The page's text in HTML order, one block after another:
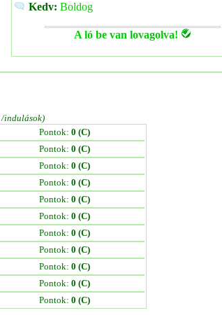
Kedv: Boldog
A ló be van lovagolva!
/indulások)
Pontok: 0 (C)
Pontok: 0 (C)
Pontok: 0 (C)
Pontok: 0 (C)
Pontok: 0 (C)
Pontok: 0 (C)
Pontok: 0 (C)
Pontok: 0 (C)
Pontok: 0 (C)
Pontok: 0 (C)
Pontok: 0 (C)